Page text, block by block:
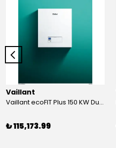
Vaillant
Vaillant ecoFIT Plus 150 KW Duvar Tipi Yoğuşmalı KAZAN
₺ 115,173.99